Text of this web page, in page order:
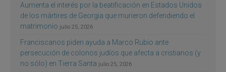
Aumenta el interés por la beatificación en Estados Unidos
de los mártires de Georgia que murieron defendiendo el
matrimonio julio 25, 2026
Franciscanos piden ayuda a Marco Rubio ante
persecución de colonos judíos que afecta a cristianos (y
no sólo) en Tierra Santa julio 25, 2026